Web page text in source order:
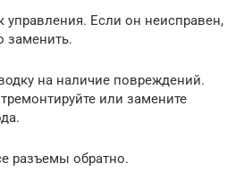
управления. Если он неисправен,
заменить.
на наличие повреждений.
или замените
разъемы обратно.